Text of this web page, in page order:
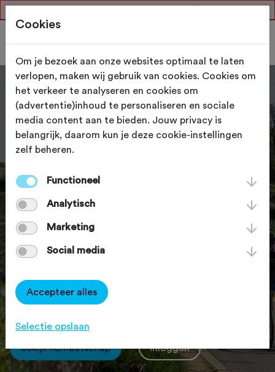
Sluit je aan bij
Fietssport
Als lid van de grootste fietsclub van Nederland
fietsverzekering, ontvang je korting op
toertochten, download je gratis routes én
Bekijk lidmaatschap Inloggen
Cookies
Om je bezoek aan onze websites optimaal te laten
verlopen, maken wij gebruik van cookies. Cookies om
het verkeer te analyseren en cookies om
(advertentie)inhoud te personaliseren en sociale
media content aan te bieden. Jouw privacy is
belangrijk, daarom kun je deze cookie-instellingen
zelf beheren.
Functioneel
Analytisch
Marketing
Social media
Accepteer alles
Selectie opslaan